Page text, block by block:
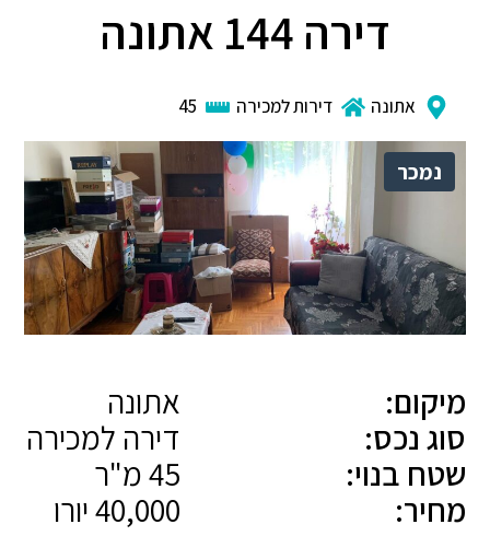
דירה 144 אתונה
אתונה דירות למכירה 45
נמכר
מיקום:
אתונה
סוג נכס:
דירה למכירה
שטח בנוי:
מחיר: